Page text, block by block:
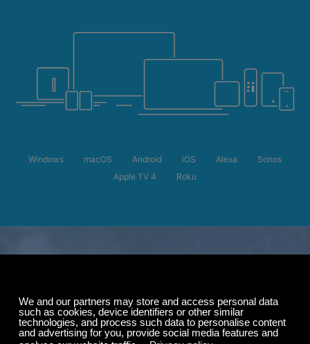
Bis zu 50 % Rabatt
auf Ihr Abonnement.
Windows macOS Android iOS Alexa
Sonos
Apple TV 4
Roku